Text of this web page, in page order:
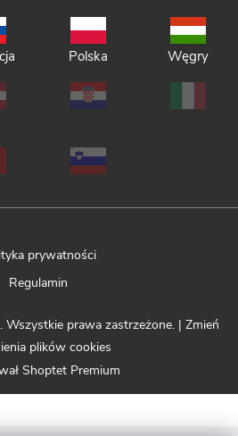
Polska Węgry
prywatności
Regulamin
Shoptet Premium
. Wszystkie prawa zastrzeżone. | Zmień
plików cookies